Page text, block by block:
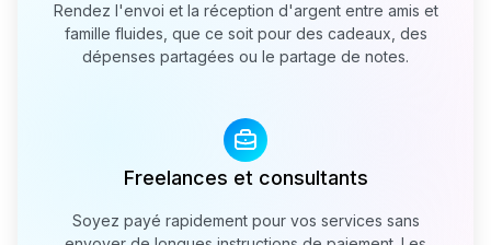
Rendez l'envoi et la réception d'argent entre amis et
famille fluides, que ce soit pour des cadeaux, des
dépenses partagées ou le partage de notes.
Freelances et consultants
Soyez payé rapidement pour vos services sans